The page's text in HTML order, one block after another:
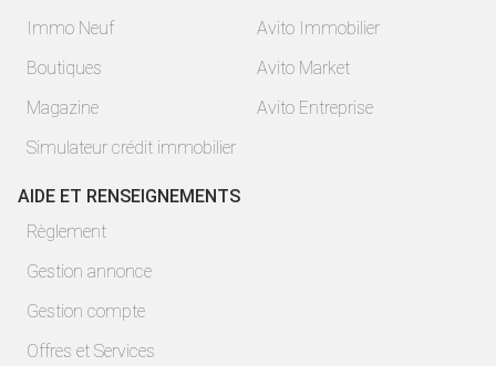
Immo Neuf
Boutiques
Magazine
Simulateur crédit immobilier
Avito Immobilier
Avito Market
Avito Entreprise
AIDE ET RENSEIGNEMENTS
Règlement
Gestion annonce
Gestion compte
Offres et Services